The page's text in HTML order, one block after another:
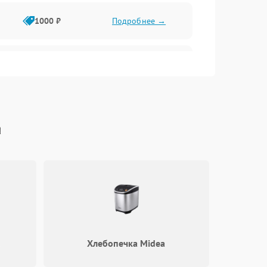
1000 ₽ Подробнее →
Подробнее →
Хлебопечка Midea